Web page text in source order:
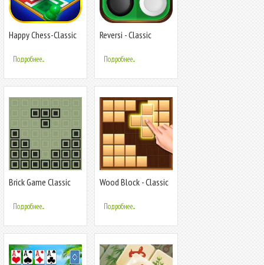
Happy Chess-Classic
Подробнее...
Reversi - Classic
Подробнее...
Brick Game Classic
Подробнее...
Wood Block - Classic
Подробнее...